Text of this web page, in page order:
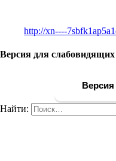
http://xn----
Версия для слабовидящих
Найти: